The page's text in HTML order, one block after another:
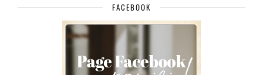
FACEBOOK